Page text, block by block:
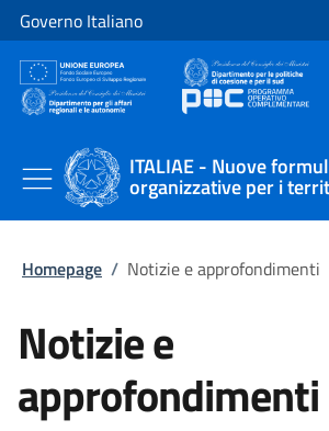
Vai al contenuto
Vai alla navigazione del sito
Governo Italiano
ITALIAE - Nuove
organizzative per i
Homepage / Notizie e approfondimenti
Notizie e
approfondimenti